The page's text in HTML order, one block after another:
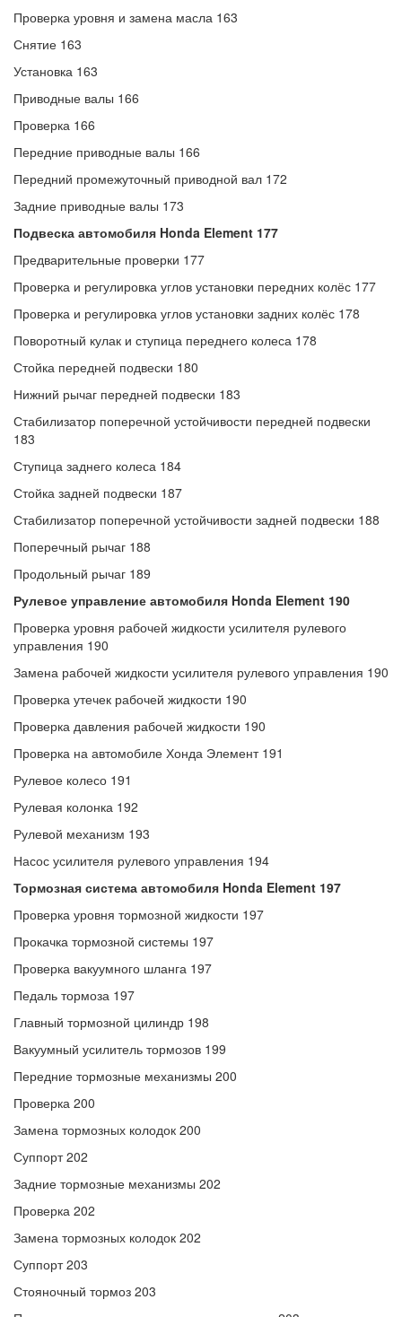
Проверка уровня и замена масла 163
Снятие 163
Установка 163
Приводные валы 166
Проверка 166
Передние приводные валы 166
Передний промежуточный приводной вал 172
Задние приводные валы 173
Подвеска автомобиля Honda Element 177
Предварительные проверки 177
Проверка и регулировка углов установки передних колёс 177
Проверка и регулировка углов установки задних колёс 178
Поворотный кулак и ступица переднего колеса 178
Стойка передней подвески 180
Нижний рычаг передней подвески 183
Стабилизатор поперечной устойчивости передней подвески
183
Ступица заднего колеса 184
Стойка задней подвески 187
Стабилизатор поперечной устойчивости задней подвески 188
Поперечный рычаг 188
Продольный рычаг 189
Рулевое управление автомобиля Honda Element 190
Проверка уровня рабочей жидкости усилителя рулевого
управления 190
Замена рабочей жидкости усилителя рулевого управления 190
Проверка утечек рабочей жидкости 190
Проверка давления рабочей жидкости 190
Проверка на автомобиле Хонда Элемент 191
Рулевое колесо 191
Рулевая колонка 192
Рулевой механизм 193
Насос усилителя рулевого управления 194
Тормозная система автомобиля Honda Element 197
Проверка уровня тормозной жидкости 197
Прокачка тормозной системы 197
Проверка вакуумного шланга 197
Педаль тормоза 197
Главный тормозной цилиндр 198
Вакуумный усилитель тормозов 199
Передние тормозные механизмы 200
Проверка 200
Замена тормозных колодок 200
Суппорт 202
Задние тормозные механизмы 202
Проверка 202
Замена тормозных колодок 202
Суппорт 203
Стояночный тормоз 203